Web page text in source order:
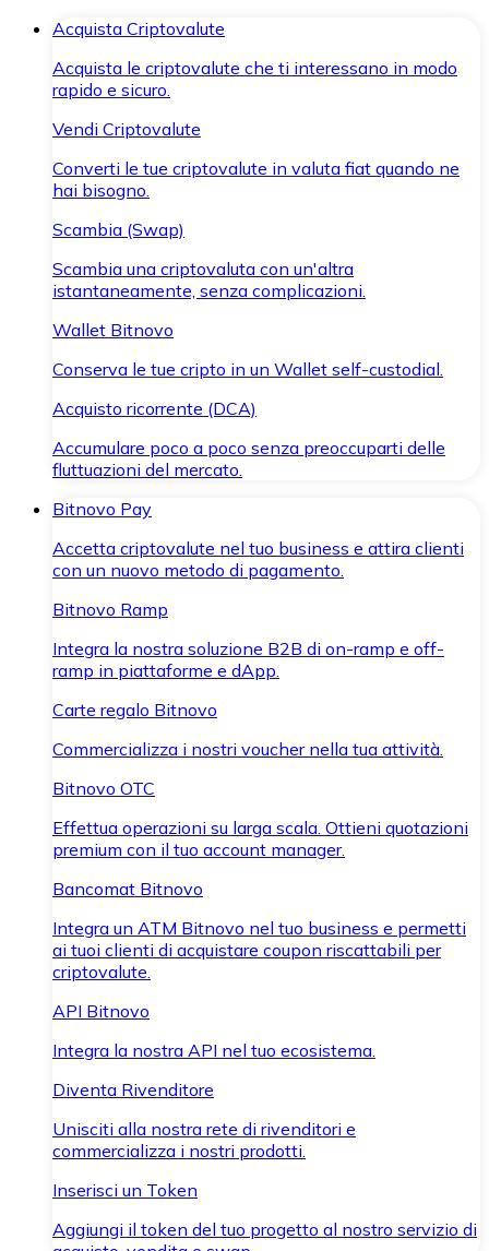
Acquista Criptovalute
Acquista le criptovalute che ti interessano in modo
rapido e sicuro.
Vendi Criptovalute
Converti le tue criptovalute in valuta fiat quando ne
hai bisogno.
Scambia (Swap)
Scambia una criptovaluta con un'altra
istantaneamente, senza complicazioni.
Wallet Bitnovo
Conserva le tue cripto in un Wallet self-custodial.
Acquisto ricorrente (DCA)
Accumulare poco a poco senza preoccuparti delle
fluttuazioni del mercato.
Bitnovo Pay
Accetta criptovalute nel tuo business e attira clienti
con un nuovo metodo di pagamento.
Bitnovo Ramp
Integra la nostra soluzione B2B di on-ramp e off-
ramp in piattaforme e dApp.
Carte regalo Bitnovo
Commercializza i nostri voucher nella tua attività.
Bitnovo OTC
Effettua operazioni su larga scala. Ottieni quotazioni
premium con il tuo account manager.
Bancomat Bitnovo
Integra un ATM Bitnovo nel tuo business e permetti
ai tuoi clienti di acquistare coupon riscattabili per
criptovalute.
API Bitnovo
Integra la nostra API nel tuo ecosistema.
Diventa Rivenditore
Unisciti alla nostra rete di rivenditori e
commercializza i nostri prodotti.
Inserisci un Token
Aggiungi il token del tuo progetto al nostro servizio di